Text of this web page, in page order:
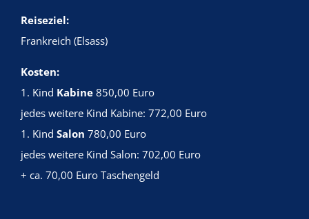
Reiseziel:
Frankreich (Elsass)
Kosten:
1. Kind Kabine 850,00 Euro
jedes weitere Kind Kabine: 772,00 Euro
1. Kind Salon 780,00 Euro
jedes weitere Kind Salon: 702,00 Euro
+ ca. 70,00 Euro Taschengeld